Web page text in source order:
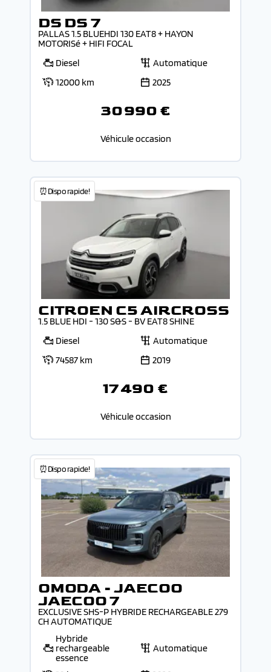
DS DS 7
PALLAS 1.5 BLUEHDI 130 EAT8 + HAYON
MOTORISé + HIFI FOCAL
Diesel
Automatique
12000 km
2025
30 990 €
Véhicule occasion
⏰Dispo rapide!
CITROEN C5 AIRCROSS
1.5 BLUE HDI - 130 S&S - BV EAT8 SHINE
Diesel
Automatique
74587 km
2019
17 490 €
Véhicule occasion
⏰Dispo rapide!
OMODA - JAECOO
JAECOO 7
EXCLUSIVE SHS-P HYBRIDE RECHARGEABLE 279
CH AUTOMATIQUE
Hybride
rechargeable
essence
Automatique